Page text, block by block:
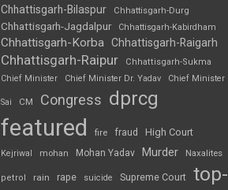
Chhattisgarh-Bilaspur
Chhattisgarh-Durg
Chhattisgarh-Jagdalpur Chhattisgarh-Kabirdham
Chhattisgarh-Korba Chhattisgarh-Raigarh
Chhattisgarh-Raipur
Chhattisgarh-Sukma
Chief Minister
Chief Minister Dr. Yadav Chief Minister
Sai CM Congress dprcg
featured fire fraud High Court
Kejriwal mohan Mohan Yadav Murder Naxalites
petrol rain rape suicide Supreme Court top-